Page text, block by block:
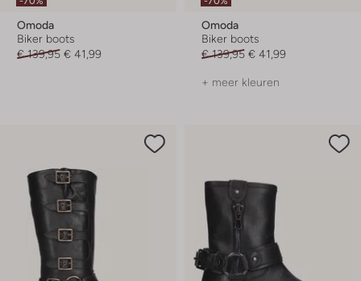
Omoda
Biker boots
€ 139,95 € 41,99
Omoda
Biker boots
€ 139,95 € 41,99
+ meer kleuren